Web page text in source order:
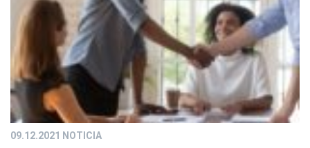
09.12.2021 NOTICIA